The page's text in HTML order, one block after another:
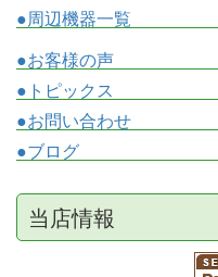
●周辺機器一覧
●お客様の声
●トピックス
●お問い合わせ
●ブログ
当店情報